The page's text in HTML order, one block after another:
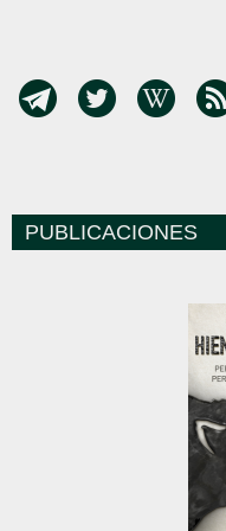
PUBLICACIONES